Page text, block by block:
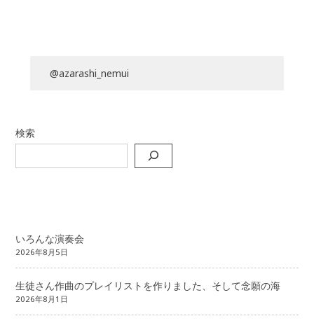
@azarashi_nemui
検索
いろんな演奏会
2026年8月5日
生徒さん作曲のプレイリストを作りました、そして念願の海
2026年8月1日